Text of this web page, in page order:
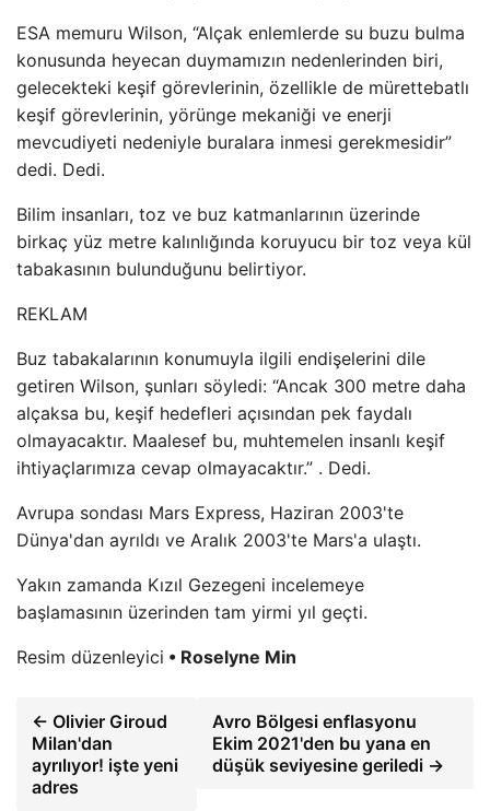
ESA memuru Wilson, “Alçak enlemlerde su buzu bulma
konusunda heyecan duymamızın nedenlerinden biri,
gelecekteki keşif görevlerinin, özellikle de mürettebatlı
keşif görevlerinin, yörünge mekaniği ve enerji
mevcudiyeti nedeniyle buralara inmesi gerekmesidir”
dedi. Dedi.
Bilim insanları, toz ve buz katmanlarının üzerinde
birkaç yüz metre kalınlığında koruyucu bir toz veya kül
tabakasının bulunduğunu belirtiyor.
REKLAM
Buz tabakalarının konumuyla ilgili endişelerini dile
getiren Wilson, şunları söyledi: “Ancak 300 metre daha
alçaksa bu, keşif hedefleri açısından pek faydalı
olmayacaktır. Maalesef bu, muhtemelen insanlı keşif
ihtiyaçlarımıza cevap olmayacaktır.” . Dedi.
Avrupa sondası Mars Express, Haziran 2003'te
Dünya'dan ayrıldı ve Aralık 2003'te Mars'a ulaştı.
Yakın zamanda Kızıl Gezegeni incelemeye
başlamasının üzerinden tam yirmi yıl geçti.
Resim düzenleyici • Roselyne Min
← Olivier Giroud
Milan'dan
ayrılıyor! işte yeni
adres
Avro Bölgesi enflasyonu
Ekim 2021'den bu yana en
düşük seviyesine geriledi →